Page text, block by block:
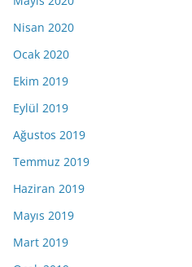
Nisan 2020
Ocak 2020
Ekim 2019
Eylül 2019
Ağustos 2019
Temmuz 2019
Haziran 2019
Mayıs 2019
Mart 2019